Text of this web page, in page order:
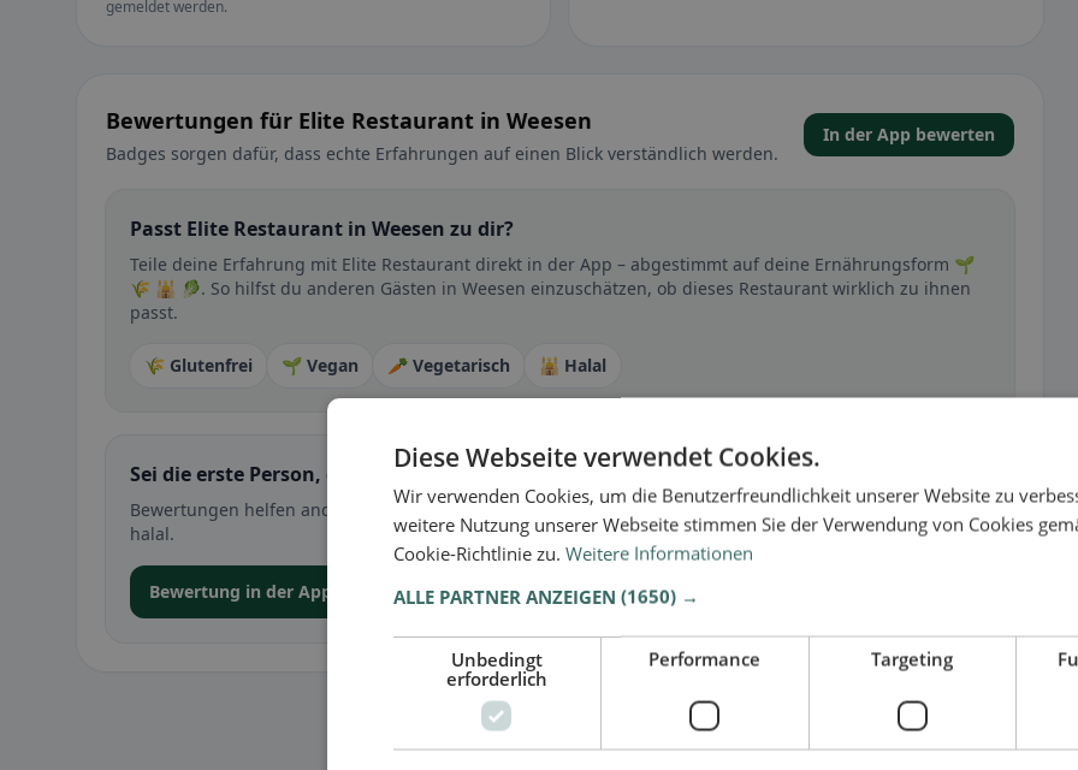
gemeldet werden.
Bewertungen für Elite Restaurant in Weesen
Badges sorgen dafür, dass echte Erfahrungen auf einen Blick verständlich werden.
In der App bewerten
Passt Elite Restaurant in Weesen zu dir?
Teile deine Erfahrung mit Elite Restaurant direkt in der App – abgestimmt auf deine Ernährungsform 🌱
🌾 🕌 🥬. So hilfst du anderen Gästen in Weesen einzuschätzen, ob dieses Restaurant wirklich zu ihnen
passt.
🌾 Glutenfrei 🌱 Vegan 🥕 Vegetarisch 🕌 Halal
Sei die erste Person, die ihre Erfahrung teilt
Bewertungen helfen anderen bei der Entscheidung – besonders bei glutenfrei, vegan, vegetarisch oder
halal.
Bewertung in der App abgeben
Diese Webseite verwendet Cookies.
Wir verwenden Cookies, um die Benutzerfreundlichkeit unserer Website zu
weitere Nutzung unserer Webseite stimmen Sie der Verwendung von Cookies
Cookie-Richtlinie zu. Weitere Informationen
ALLE PARTNER ANZEIGEN (1650) →
Unbedingt
erforderlich
Performance Targeting